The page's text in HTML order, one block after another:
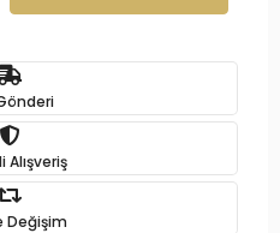
Alışveriş
Değişim